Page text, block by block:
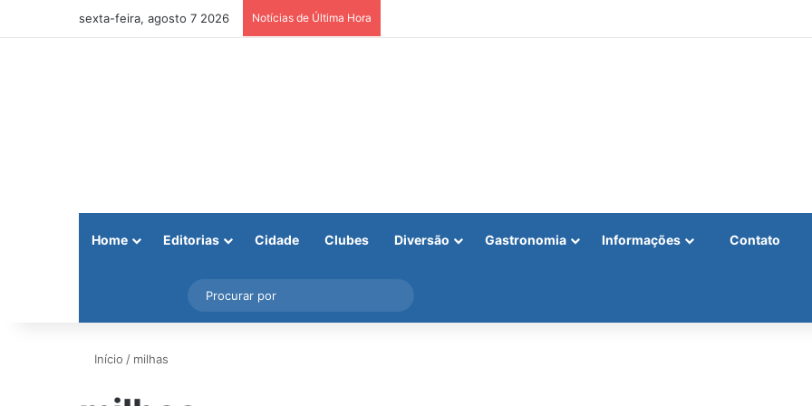
sexta-feira, agosto 7 2026 Notícias de Última Hora
Home Editorias Cidade Clubes Diversão Gastronomia Informações Contato
Instagram
Barra Lateral
por
Início / milhas